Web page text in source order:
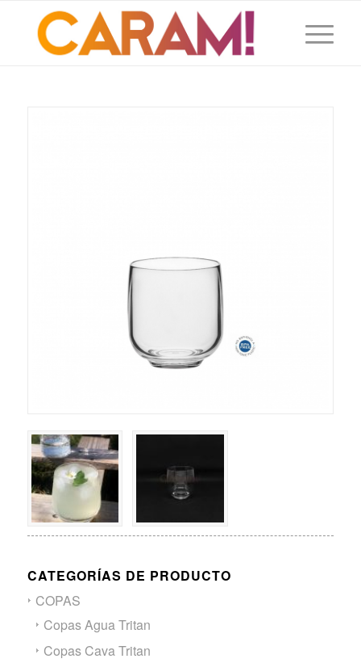
CATEGORÍAS DE PRODUCTO
COPAS
Copas Agua Tritan
Copas Cava Tritan